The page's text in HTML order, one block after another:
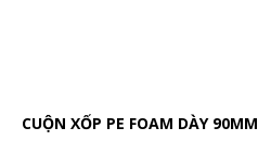
CUỘN XỐP PE FOAM DÀY 90MM